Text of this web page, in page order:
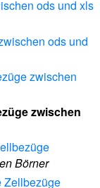
ods und xls
ods und
zwischen
zwischen
Börner
Zellbezüge